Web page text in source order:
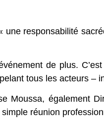
une responsabilité
de plus.
tous les acteurs –
Moussa, également
réunion